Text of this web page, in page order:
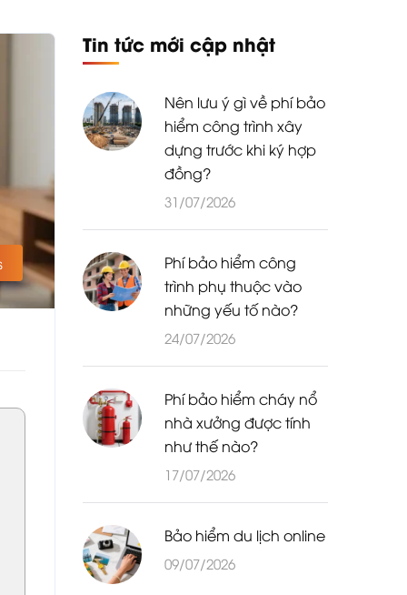
Tin tức mới cập nhật
Nên lưu ý gì về phí bảo
hiểm công trình xây
dựng trước khi ký hợp
đồng?
31/07/2026
Phí bảo hiểm công
trình phụ thuộc vào
những yếu tố nào?
24/07/2026
Phí bảo hiểm cháy nổ
nhà xưởng được tính
như thế nào?
17/07/2026
Bảo hiểm du lịch online
09/07/2026